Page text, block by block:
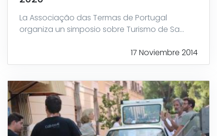
La Associação das Termas de Portugal
organiza un simposio sobre Turismo de Sa...
17 Noviembre 2014